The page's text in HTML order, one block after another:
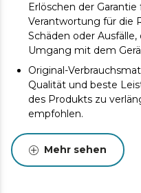
Erlöschen der
Verantwortung für die
Schäden oder
Umgang mit dem
Original-
Qualität und beste
des Produkts zu
empfohlen.
Mehr sehen